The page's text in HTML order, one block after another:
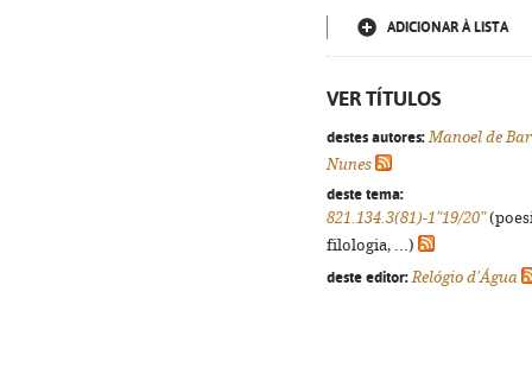
ADICIONAR À LISTA
VER TÍTULOS
destes autores: Manoel de
Nunes
deste tema:
821.134.3(81)-1"19/20"
filologia, ...)
deste editor: Relógio d'Água